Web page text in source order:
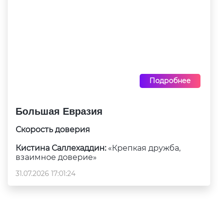
Подробнее
Большая Евразия
Скорость доверия
Кистина Саллехаддин:«Крепкая дружба,
взаимное доверие»
31.07.2026 17:01:24